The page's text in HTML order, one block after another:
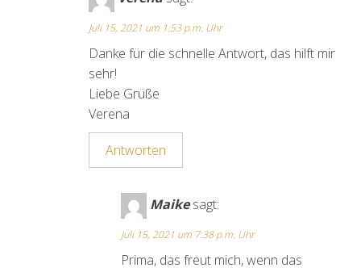
Juli 15, 2021 um 1:53 p.m. Uhr
Danke für die schnelle Antwort, das hilft mir
sehr!
Liebe Grüße
Verena
Antworten
Maike sagt:
Juli 15, 2021 um 7:38 p.m. Uhr
Prima, das freut mich, wenn das